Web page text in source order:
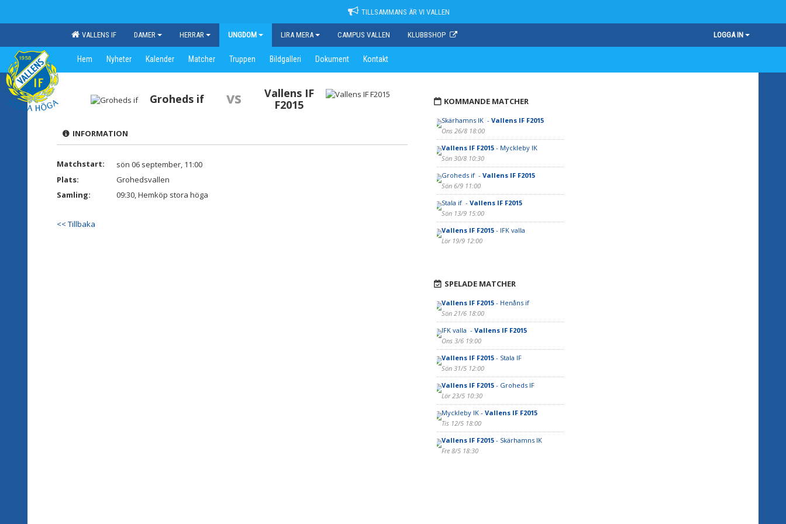
TILLSAMMANS ÄR VI VALLEN
VALLENS IF DAMER HERRAR UNGDOM LIRA MERA CAMPUS VALLEN KLUBBSHOP LOGGA IN
Hem Nyheter Kalender Matcher Truppen Bildgalleri Dokument Kontakt
Groheds if vs
Vallens IF
F2015
INFORMATION
Matchstart:
sön 06 september, 11:00
Plats:
Grohedsvallen
Samling:
09:30, Hemköp stora höga
<< Tillbaka
KOMMANDE MATCHER
Skärhamns IK - Vallens IF F2015
Ons 26/8 18:00
Vallens IF F2015- Myckleby IK
Sön 30/8 10:30
Groheds if - Vallens IF F2015
Sön 6/9 11:00
Stala if - Vallens IF F2015
Sön 13/9 15:00
Vallens IF F2015- IFK valla
Lör 19/9 12:00
SPELADE MATCHER
Vallens IF F2015- Henåns if
Sön 21/6 18:00
IFK valla - Vallens IF F2015
Ons 3/6 19:00
Vallens IF F2015- Stala IF
Sön 31/5 12:00
Vallens IF F2015- Groheds IF
Lör 23/5 10:30
Myckleby IK - Vallens IF F2015
Tis 12/5 18:00
Vallens IF F2015- Skärhamns IK
Fre 8/5 18:30